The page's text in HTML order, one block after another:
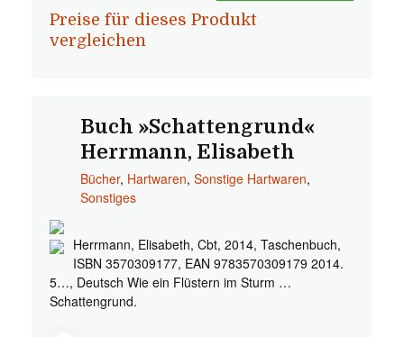
Preise für dieses Produkt
vergleichen
Buch »Schattengrund«
Herrmann, Elisabeth
Bücher, Hartwaren, Sonstige Hartwaren,
Sonstiges
Herrmann, Elisabeth, Cbt, 2014, Taschenbuch,
ISBN 3570309177, EAN 9783570309179 2014.
5…, Deutsch Wie ein Flüstern im Sturm …
Schattengrund.